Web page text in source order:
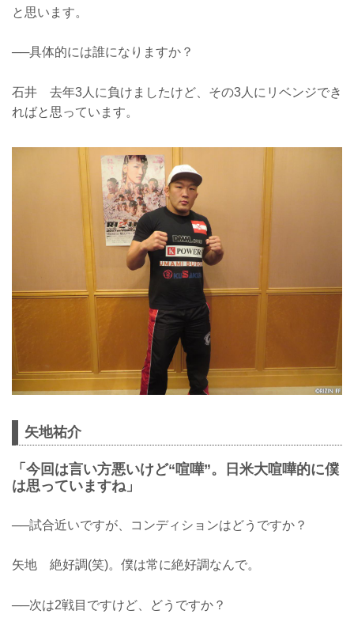
と思います。
──具体的には誰になりますか？
石井 去年3人に負けましたけど、その3人にリベンジでき
ればと思っています。
矢地祐介
「今回は言い方悪いけど“喧嘩”。日米大喧嘩的に僕
は思っていますね」
──試合近いですが、コンディションはどうですか？
矢地 絶好調(笑)。僕は常に絶好調なんで。
──次は2戦目ですけど、どうですか？